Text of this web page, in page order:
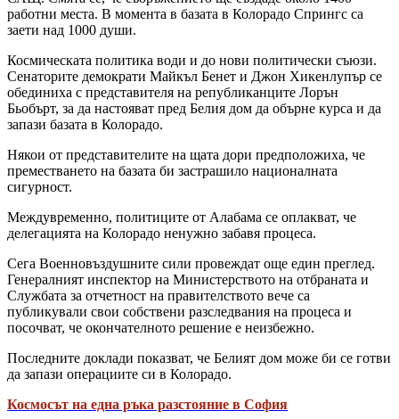
работни места. В момента в базата в Колорадо Спрингс са
заети над 1000 души.
Космическата политика води и до нови политически съюзи.
Сенаторите демократи Майкъл Бенет и Джон Хикенлупър се
обединиха с представителя на републиканците Лорън
Бьобърт, за да настояват пред Белия дом да обърне курса и да
запази базата в Колорадо.
Някои от представителите на щата дори предположиха, че
преместването на базата би застрашило националната
сигурност.
Междувременно, политиците от Алабама се оплакват, че
делегацията на Колорадо ненужно забавя процеса.
Сега Военновъздушните сили провеждат още един преглед.
Генералният инспектор на Министерството на отбраната и
Службата за отчетност на правителството вече са
публикували свои собствени разследвания на процеса и
посочват, че окончателното решение е неизбежно.
Последните доклади показват, че Белият дом може би се готви
да запази операциите си в Колорадо.
Космосът на една ръка разстояние в София